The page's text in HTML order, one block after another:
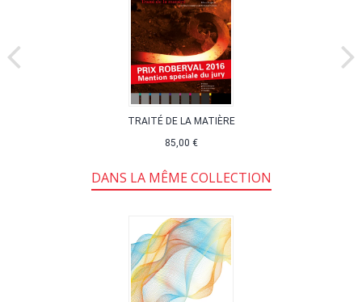
TRAITÉ DE LA MATIÈRE
85,00 €
DANS LA MÊME COLLECTION